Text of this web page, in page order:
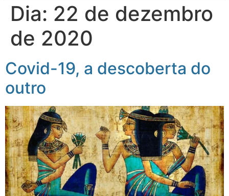
Dia: 22 de dezembro
de 2020
Covid-19, a descoberta do
outro